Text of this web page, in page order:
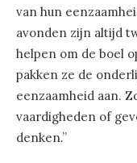
van hun
avonden zijn altijd
helpen om de boel
pakken ze de
eenzaamheid aan.
vaardigheden of
denken.”